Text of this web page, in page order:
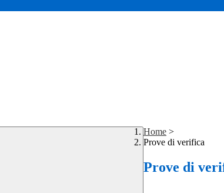
Home >
Prove di verifica
Prove di